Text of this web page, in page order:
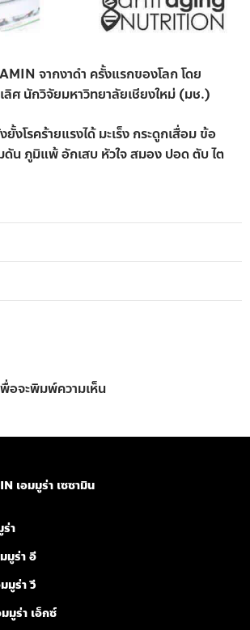
จากงาดำ ครั้งแรกของโลก โดย
ศ นักวิจัยมหาวิทยาลัยเชียงใหม่ (มช.)
งโรคร้ายแรงได้ มะเร็ง กระดูกเสื่อม ข้อ
ดัน ภูมิแพ้ อักเสบ หัวใจ สมอง ปอด ตับ ไต
พื่อจะพิมพ์ความเห็น
เอมมูร่า เซซามิน
า
มูร่า อี
มูร่า วี
มูร่า เอ็กซ์